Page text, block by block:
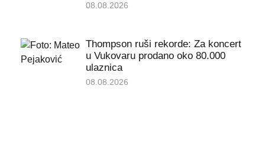
08.08.2026
Thompson ruši rekorde: Za koncert
u Vukovaru prodano oko 80.000
ulaznica
08.08.2026